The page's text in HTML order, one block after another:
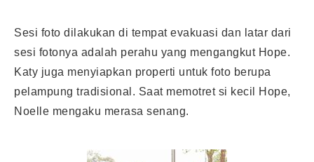
Sesi foto dilakukan di tempat evakuasi dan latar dari
sesi fotonya adalah perahu yang mengangkut Hope.
Katy juga menyiapkan properti untuk foto berupa
pelampung tradisional. Saat memotret si kecil Hope,
Noelle mengaku merasa senang.